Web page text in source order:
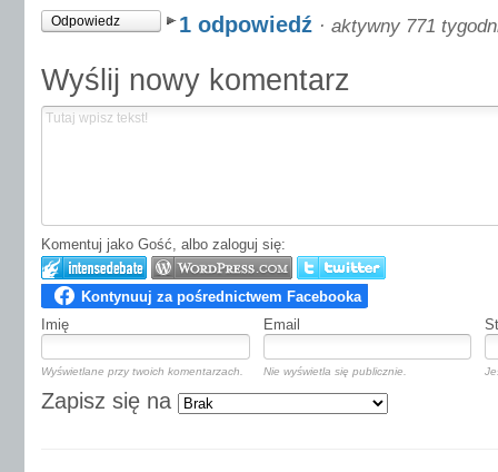
Odpowiedz 1 odpowiedź · aktywny 771
Wyślij nowy komentarz
Komentuj jako Gość, albo zaloguj się:
Imię Email
Wyświetlane przy twoich komentarzach. Nie wyświetla się publicznie.
Zapisz się na